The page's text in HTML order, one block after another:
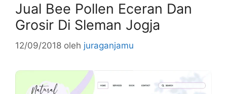
Jual Bee Pollen Eceran Dan
Grosir Di Sleman Jogja
12/09/2018 oleh juraganjamu